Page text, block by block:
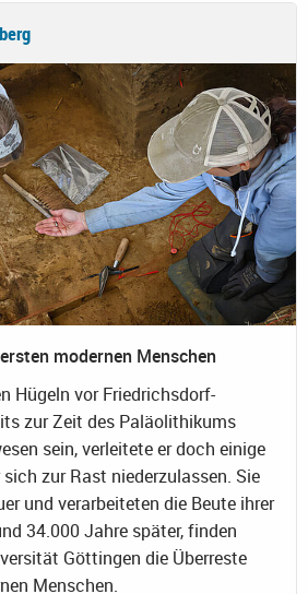
modernen Menschen
Hügeln vor Friedrichsdorf-
zur Zeit des Paläolithikums
sein, verleitete er doch einige
zur Rast niederzulassen. Sie
und verarbeiteten die Beute ihrer
34.000 Jahre später, finden
Göttingen die Überreste
Menschen.